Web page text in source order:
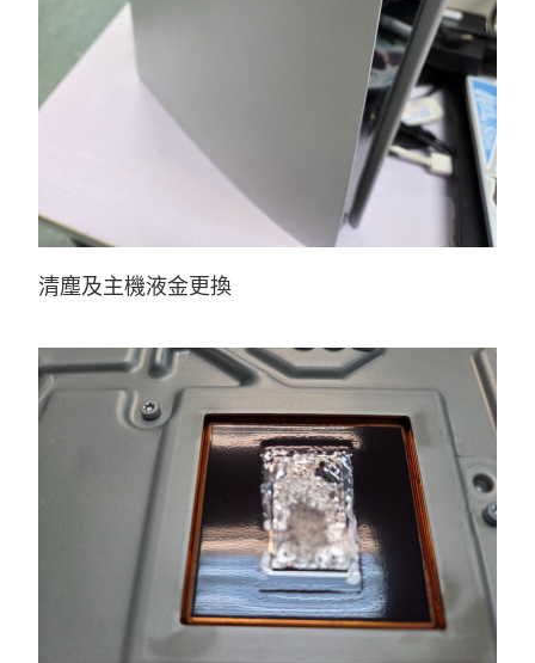
清塵及主機液金更換